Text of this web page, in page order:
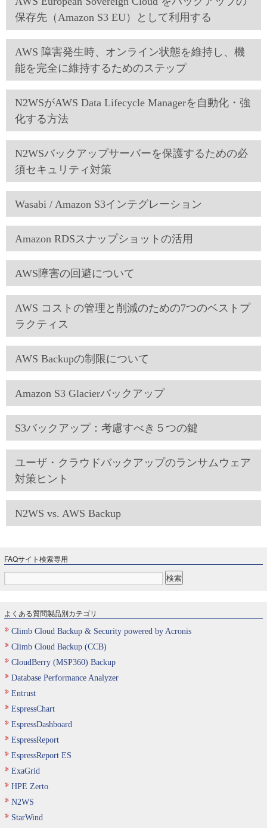
保存先（Amazon S3 EU）として利用する
AWS 障害発生時、オンライン状態を維持し、機
能を完全に維持するためのステップ
N2WSがAWS Data Lifecycle Managerを自動化・強
化する方法
N2WSバックアップサーバーを保護するための必
須セキュリティ対策
Wasabi / Amazon S3インテグレーション
Amazon RDSスナップショットの活用
AWS障害の回避について
AWS コストの管理と削減のための7つのベストプ
ラクティス
AWS Backupの制限について
Amazon S3 Glacierバックアップ
S3バックアップ：考慮すべき５つの鍵
ユーザ・クラウドバックアップのランサムウェア
対策ヒント
N2WS vs. AWS Backup
FAQサイト検索専用
よくある質問製品別カテゴリ
Climb Cloud Backup & Security powered by Acronis
Climb Cloud Backup (CCB)
CloudBerry (MSP360) Backup
Database Performance Analyzer
Entrust
EspressChart
EspressDashboard
EspressReport
EspressReport ES
ExaGrid
HPE Zerto
N2WS
StarWind